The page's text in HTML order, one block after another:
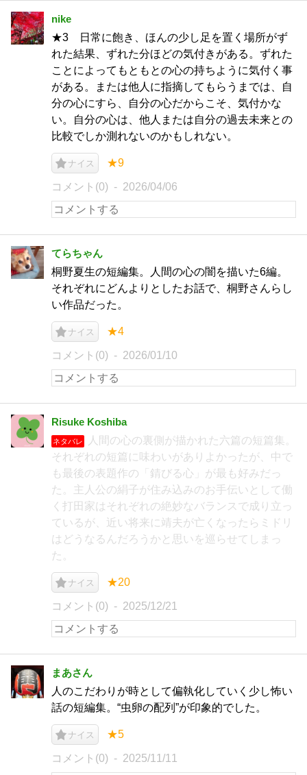
nike
★3 日常に飽き、ほんの少し足を置く場所がず
れた結果、ずれた分ほどの気付きがある。ずれた
ことによってもともとの心の持ちように気付く事
がある。または他人に指摘してもらうまでは、自
分の心にすら、自分の心だからこそ、気付かな
い。自分の心は、他人または自分の過去未来との
比較でしか測れないのかもしれない。
ナイス ★9
コメント(0) 2026/04/06
てらちゃん
桐野夏生の短編集。人間の心の闇を描いた6編。
それぞれにどんよりとしたお話で、桐野さんらし
い作品だった。
ナイス ★4
コメント(0) 2026/01/10
Risuke Koshiba
ネタバレ
人間の心の裏側が描かれた六篇の短篇集。
それぞれの短篇に味わいがありよかったが、中で
も最後の表題作の「錆びる心」が最も好みだっ
た。主人公の絹子が住み込みのお手伝いとして働
く打田家はそれぞれの絶妙なバランスで成り立っ
ているが、近い将来に靖夫が亡くなったらミドリ
はどうなるんだろうかと思いを巡らせてしまっ
た。
ナイス ★20
コメント(0) 2025/12/21
まあさん
人のこだわりが時として偏執化していく少し怖い
話の短編集。“虫卵の配列”が印象的でした。
ナイス ★5
コメント(0) 2025/11/11